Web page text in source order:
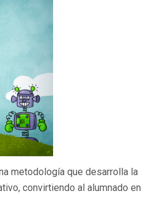
metodología que desarrolla la
convirtiendo al alumnado en